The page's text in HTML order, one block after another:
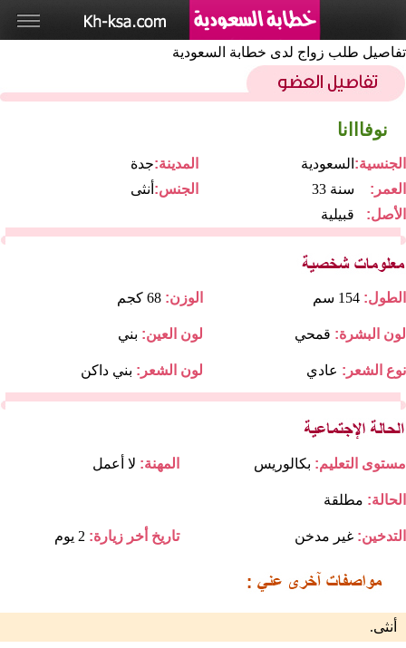
تفاصيل طلب زواج لدى خطابة السعودية
نوفااانا
جدةالمدينة: السعودية الجنسية:
أنثى الجنس: 33 سنة
العمر:
قبيلية
الأصل:
الوزن: 68 كجم الطول: 154 سم
لون العين: بني لون البشرة: قمحي
لون الشعر: بني داكن نوع الشعر: عادي
المهنة: لا أعمل مستوى التعليم: بكالوريس
الحالة: مطلقة
تاريخ أخر زيارة: 2 يوم التدخين: غير مدخن
أنثى.